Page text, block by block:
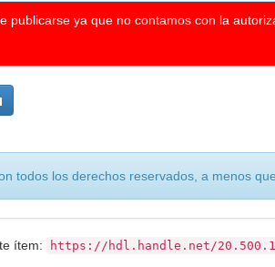
publicarse ya que no contamos con la
todos los derechos reservados, a menos
ítem: https://hdl.handle.net/